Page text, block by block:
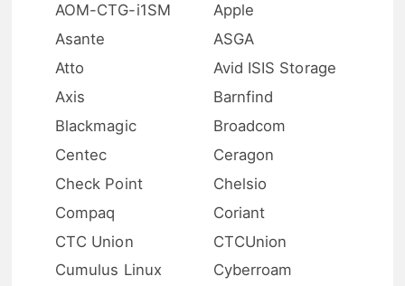
AOM-CTG-i1SM
Apple
Asante
ASGA
Atto
Avid ISIS Storage
Axis
Barnfind
Blackmagic
Broadcom
Centec
Ceragon
Check Point
Chelsio
Compaq
Coriant
CTC Union
CTCUnion
Cumulus Linux
Cyberroam